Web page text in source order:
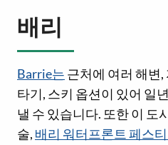
배리
Barrie는 근처에 여러 해변,
타기, 스키 옵션이 있어 일
낼 수 있습니다. 또한 이 도
술, 배리 워터프론트 페스